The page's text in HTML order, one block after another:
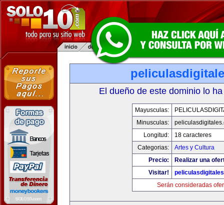
El dueño de este dominio lo
Mayusculas:
Minusculas:
Longitud:
18 caracteres
Categorias:
Artes y Cultura
Precio:
Realizar una
Visitar!
Serán consideradas